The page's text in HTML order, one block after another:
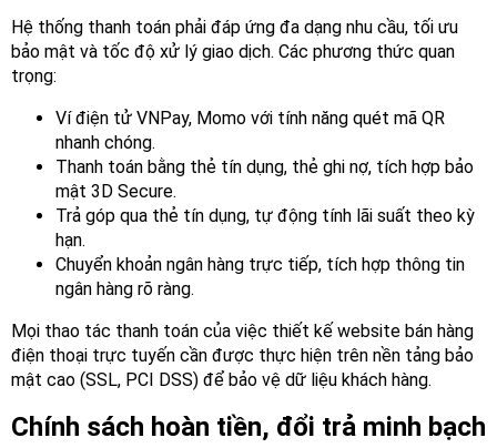
Hệ thống thanh toán phải đáp ứng đa dạng nhu cầu, tối ưu
bảo mật và tốc độ xử lý giao dịch. Các phương thức quan
trọng:
Ví điện tử VNPay, Momo với tính năng quét mã QR
nhanh chóng.
Thanh toán bằng thẻ tín dụng, thẻ ghi nợ, tích hợp bảo
mật 3D Secure.
Trả góp qua thẻ tín dụng, tự động tính lãi suất theo kỳ
hạn.
Chuyển khoản ngân hàng trực tiếp, tích hợp thông tin
ngân hàng rõ ràng.
Mọi thao tác thanh toán của việc thiết kế website bán hàng
điện thoại trực tuyến cần được thực hiện trên nền tảng bảo
mật cao (SSL, PCI DSS) để bảo vệ dữ liệu khách hàng.
Chính sách hoàn tiền, đổi trả minh bạch